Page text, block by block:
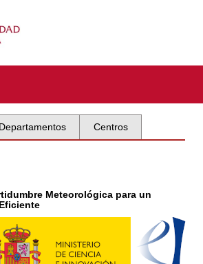
Departamentos Centros
Meteorológica para un